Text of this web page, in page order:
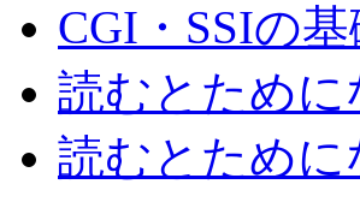
CGI・SSIの
読むとために
読むとために